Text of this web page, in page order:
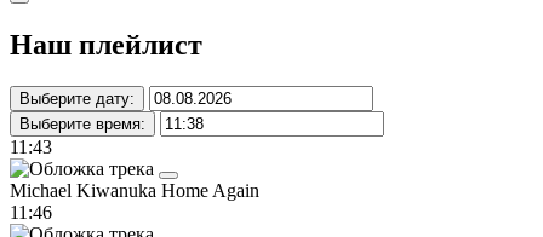
Наш плейлист
Выберите дату:
Выберите время:
11:43
Michael Kiwanuka Home Again
11:46